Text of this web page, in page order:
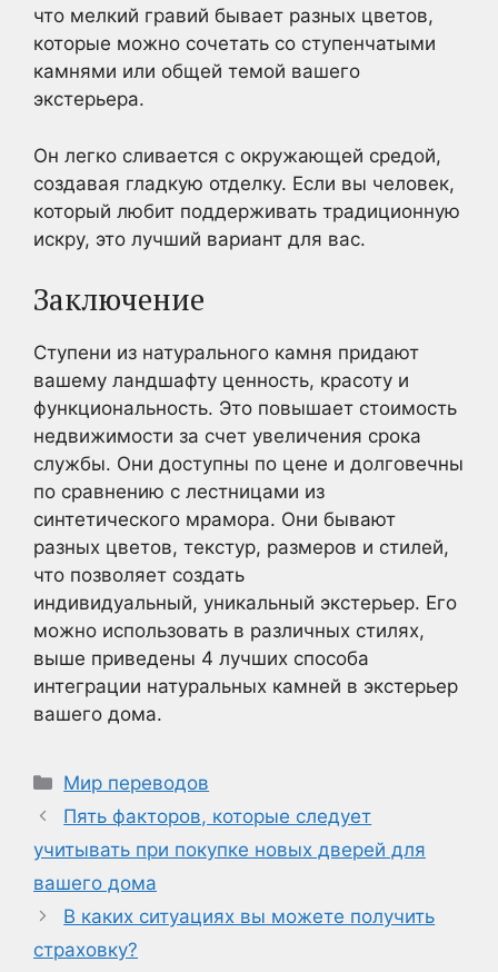
что мелкий гравий бывает разных цветов,
которые можно сочетать со ступенчатыми
камнями или общей темой вашего
экстерьера.
Он легко сливается с окружающей средой,
создавая гладкую отделку. Если вы человек,
который любит поддерживать традиционную
искру, это лучший вариант для вас.
Заключение
Ступени из натурального камня придают
вашему ландшафту ценность, красоту и
функциональность. Это повышает стоимость
недвижимости за счет увеличения срока
службы. Они доступны по цене и долговечны
по сравнению с лестницами из
синтетического мрамора. Они бывают
разных цветов, текстур, размеров и стилей,
что позволяет создать
индивидуальный, уникальный экстерьер. Его
можно использовать в различных стилях,
выше приведены 4 лучших способа
интеграции натуральных камней в экстерьер
вашего дома.
Рубрики
Мир переводов
Пять факторов, которые следует
учитывать при покупке новых дверей для
вашего дома
В каких ситуациях вы можете получить
страховку?